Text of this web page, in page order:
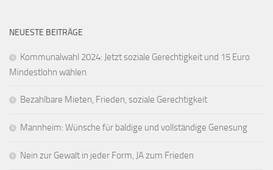
NEUESTE BEITRÄGE
Kommunalwahl 2024: Jetzt soziale Gerechtigkeit und 15 Euro
Mindestlohn wählen
Bezahlbare Mieten, Frieden, soziale Gerechtigkeit
Mannheim: Wünsche für baldige und vollständige Genesung
Nein zur Gewalt in jeder Form, JA zum Frieden